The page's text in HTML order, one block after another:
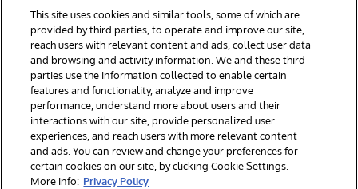
© 1996-2026 InterSystems Corporation, Boston, MA. Tous droits
réservés.
Mentions légales
Déclaration de confidentialité d'InterSystems Corporation
Garantie
Accessibilité
This site uses cookies and similar tools, some of which are
provided by third parties, to operate and improve our site,
reach users with relevant content and ads, collect user data
and browsing and activity information. We and these third
parties use the information collected to enable certain
features and functionality, analyze and improve
performance, understand more about users and their
interactions with our site, provide personalized user
experiences, and reach users with more relevant content
and ads. You can review and change your preferences for
certain cookies on our site, by clicking Cookie Settings.
More info: Privacy Policy